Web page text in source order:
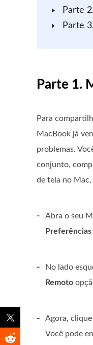
Parte
Parte
Parte 1.
Para
MacBook já
problemas.
conjunto,
de tela no
- Abra o seu
- No lado
Remoto
- Agora,
Você pode